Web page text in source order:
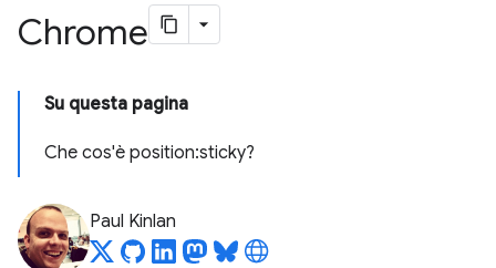
Chrome
Su questa pagina
Che cos'è position:sticky?
Paul Kinlan